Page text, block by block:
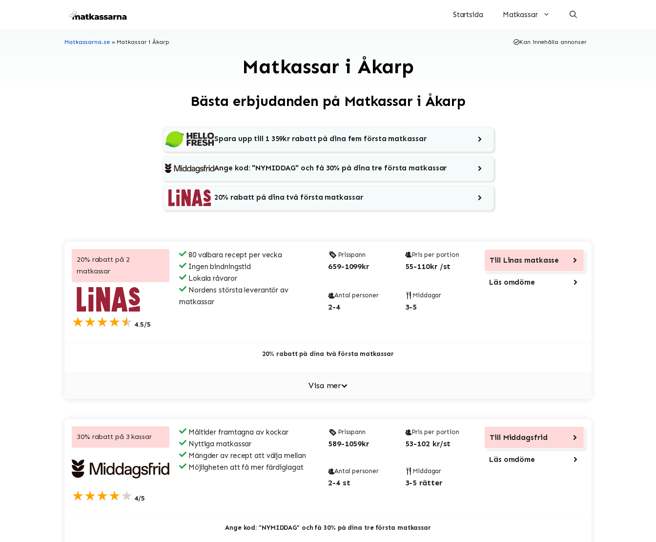
Startsida Matkassar
Matkassarna.se» Matkassar i Åkarp Kan innehålla annonser
Matkassar i Åkarp
Bästa erbjudanden på Matkassar i Åkarp
Spara upp till 1 359kr rabatt på dina fem första matkassar
Ange kod: "NYMIDDAG" och få 30% på dina tre första matkassar
20% rabatt på dina två första matkassar
20% rabatt på 2
matkassar
★★★★★ 4.5/5
80 valbara recept per vecka
Ingen bindningstid
Lokala råvaror
Nordens största leverantör av
matkassar
Prisspann
659-1099kr
Pris per portion
55-110kr /st
Antal personer
2-4
Middagar
3-5
Till Linas matkasse
Läs omdöme
20% rabatt på dina två första matkassar
Visa mer
30% rabatt på 3 kassar
★★★★★ 4/5
Måltider framtagna av kockar
Nyttiga matkassar
Mängder av recept att välja mellan
Möjligheten att få mer färdiglagat
Prisspann
589-1059kr
Pris per portion
53-102 kr/st
Antal personer
2-4 st
Middagar
3-5 rätter
Till Middagsfrid
Läs omdöme
Ange kod: ”NYMIDDAG” och få 30% på dina tre första matkassar